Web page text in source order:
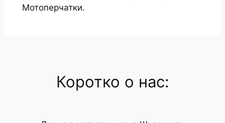
Мотоперчатки.
Коротко о нас: